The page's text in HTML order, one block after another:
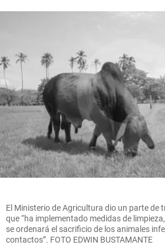
El Ministerio de Agricultura dio un parte de
que “ha implementado medidas de
se ordenará el sacrificio de los animales
contactos”. FOTO EDWIN BUSTAMANTE